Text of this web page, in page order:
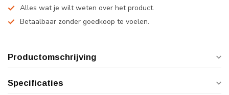
Alles wat je wilt weten over het product.
Betaalbaar zonder goedkoop te voelen.
Productomschrijving
Specificaties